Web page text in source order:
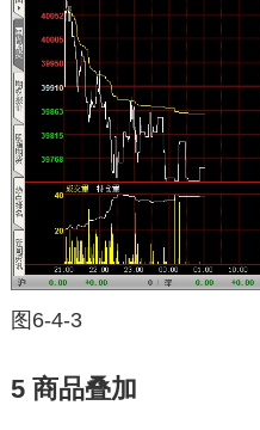
图6-4-3
5 商品叠加